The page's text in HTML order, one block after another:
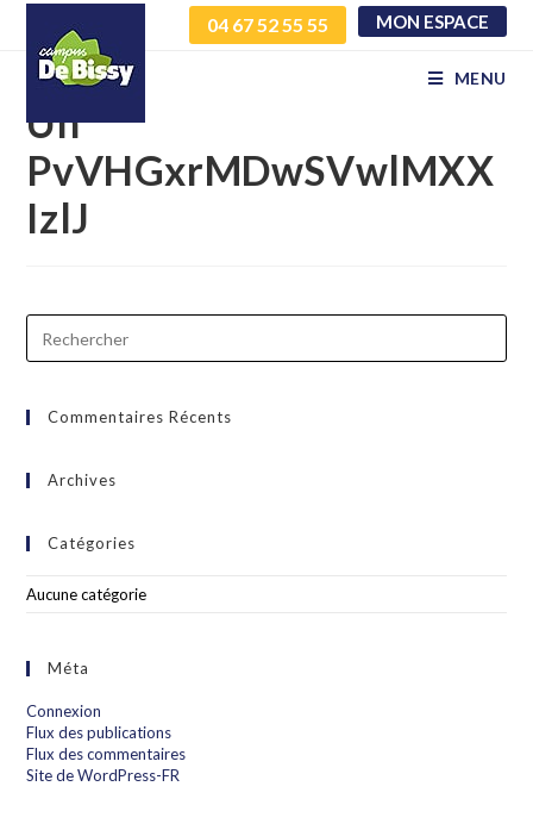
04 67 52 55 55 MON ESPACE
MENU
uvlsLRhIefYmyNYXpycL
Uh
PvVHGxrMDwSVwlMXX
IzlJ
Commentaires Récents
Archives
Catégories
Aucune catégorie
Méta
Connexion
Flux des publications
Flux des commentaires
Site de WordPress-FR